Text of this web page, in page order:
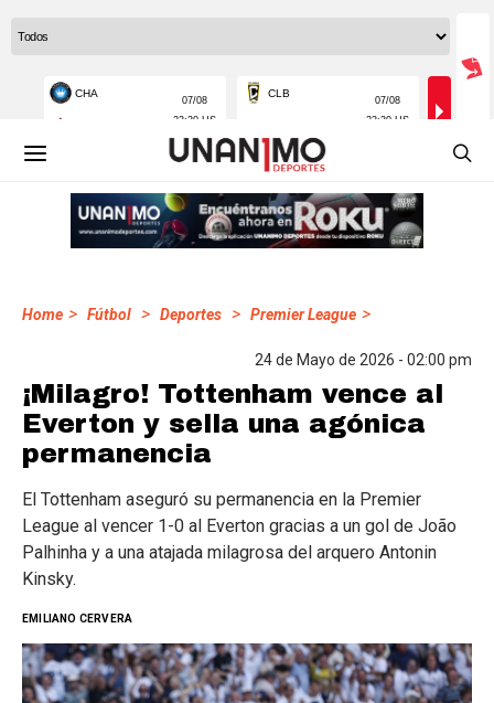
Home > Fútbol > Deportes > Premier League >
24 de Mayo de 2026 - 02:00 pm
¡Milagro! Tottenham vence al
Everton y sella una agónica
permanencia
El Tottenham aseguró su permanencia en la Premier
League al vencer 1-0 al Everton gracias a un gol de João
Palhinha y a una atajada milagrosa del arquero Antonin
Kinsky.
EMILIANO CERVERA